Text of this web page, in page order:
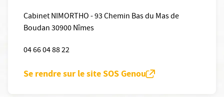
Cabinet NIMORTHO - 93 Chemin Bas du Mas de
Boudan 30900 Nîmes
04 66 04 88 22
Se rendre sur le site SOS Genou